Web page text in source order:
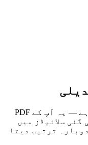
AI صرف کاپی پیسٹ سے زیادہ کرتا ہے — یہ آپ کے PDF
سلائیڈز میں
ترتیب دیتا